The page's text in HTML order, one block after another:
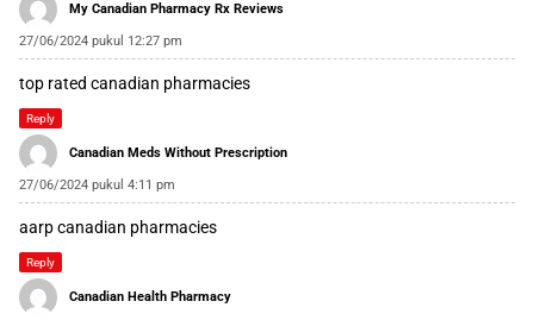
My Canadian Pharmacy Rx Reviews
27/06/2024 pukul 12:27 pm
top rated canadian pharmacies
Reply
Canadian Meds Without Prescription
27/06/2024 pukul 4:11 pm
aarp canadian pharmacies
Reply
Canadian Health Pharmacy